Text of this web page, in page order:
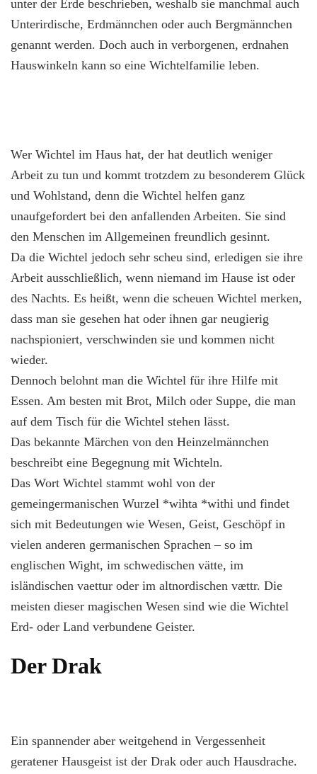
unter der Erde beschrieben, weshalb sie manchmal auch
Unterirdische, Erdmännchen oder auch Bergmännchen
genannt werden. Doch auch in verborgenen, erdnahen
Hauswinkeln kann so eine Wichtelfamilie leben.
Wer Wichtel im Haus hat, der hat deutlich weniger
Arbeit zu tun und kommt trotzdem zu besonderem Glück
und Wohlstand, denn die Wichtel helfen ganz
unaufgefordert bei den anfallenden Arbeiten. Sie sind
den Menschen im Allgemeinen freundlich gesinnt.
Da die Wichtel jedoch sehr scheu sind, erledigen sie ihre
Arbeit ausschließlich, wenn niemand im Hause ist oder
des Nachts. Es heißt, wenn die scheuen Wichtel merken,
dass man sie gesehen hat oder ihnen gar neugierig
nachspioniert, verschwinden sie und kommen nicht
wieder.
Dennoch belohnt man die Wichtel für ihre Hilfe mit
Essen. Am besten mit Brot, Milch oder Suppe, die man
auf dem Tisch für die Wichtel stehen lässt.
Das bekannte Märchen von den Heinzelmännchen
beschreibt eine Begegnung mit Wichteln.
Das Wort Wichtel stammt wohl von der
gemeingermanischen Wurzel *wihta *withi und findet
sich mit Bedeutungen wie Wesen, Geist, Geschöpf in
vielen anderen germanischen Sprachen – so im
englischen Wight, im schwedischen vätte, im
isländischen vaettur oder im altnordischen vættr. Die
meisten dieser magischen Wesen sind wie die Wichtel
Erd- oder Land verbundene Geister.
Der Drak
Ein spannender aber weitgehend in Vergessenheit
geratener Hausgeist ist der Drak oder auch Hausdrache.